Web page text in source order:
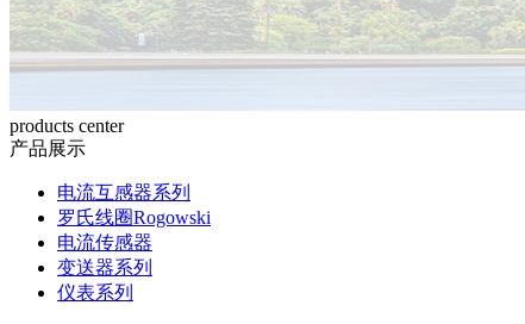
products center
产品展示
电流互感器系列
罗氏线圈Rogowski
电流传感器
变送器系列
仪表系列